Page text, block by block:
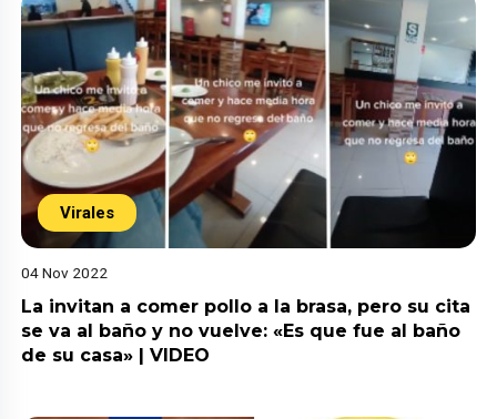
Virales
04 Nov 2022
La invitan a comer pollo a la brasa, pero su cita
se va al baño y no vuelve: «Es que fue al baño
de su casa» | VIDEO